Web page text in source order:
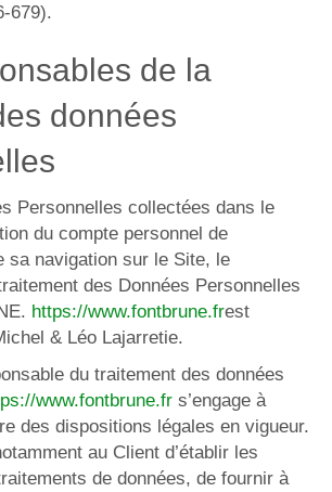
679).
de la
données
Personnelles collectées dans le
du compte personnel de
sa navigation sur le Site, le
des Données Personnelles
https://www.fontbrune.frest
& Léo Lajarretie.
du traitement des données
www.fontbrune.fr s’engage à
des dispositions légales en vigueur.
au Client d’établir les
de données, de fournir à